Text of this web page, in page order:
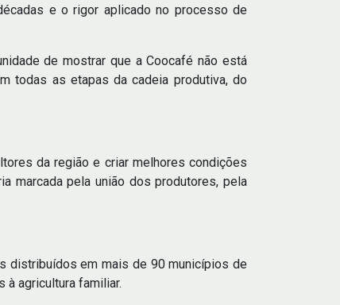
e o rigor aplicado no processo de
de mostrar que a Coocafé não está
todas as etapas da cadeia produtiva, do
da região e criar melhores condições
marcada pela união dos produtores, pela
distribuídos em mais de 90 municípios de
à agricultura familiar.